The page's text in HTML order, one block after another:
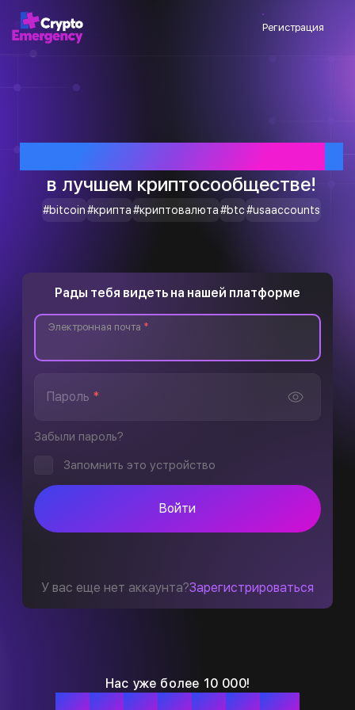
Регистрация
в лучшем криптосообществе!
#bitcoin#крипта#криптовалюта#btc#usaaccounts
Нас уже более 10 000!
Рады тебя видеть на нашей платформе
Электронная почта *
Пароль *
Забыли пароль?
Запомнить это устройство
Войти
У вас еще нет аккаунта?Зарегистрироваться